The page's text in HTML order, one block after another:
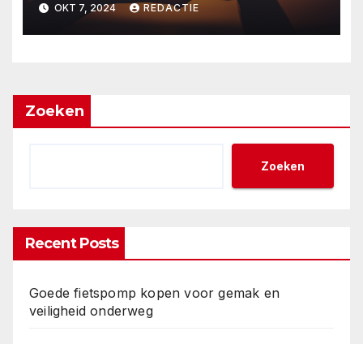
OKT 7, 2024 REDACTIE
Zoeken
Zoeken
Recent Posts
Goede fietspomp kopen voor gemak en
veiligheid onderweg